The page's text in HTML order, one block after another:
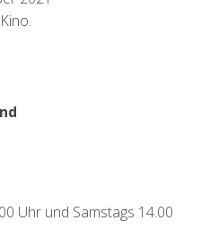
Uhr und Samstags 14.00